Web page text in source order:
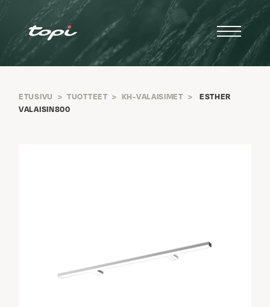
ETUSIVU > TUOTTEET > KH-VALAISIMET >
ESTHER
VALAISIN800